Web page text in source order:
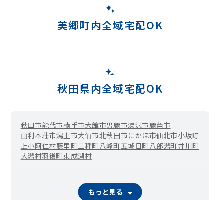
美郷町内全域宅配OK
秋田県内全域宅配OK
秋田市能代市横手市大館市男鹿市湯沢市鹿角市
由利本荘市潟上市大仙市北秋田市にかほ市仙北市小坂町
上小阿仁村藤里町三種町 八峰町五城目町 八郎潟町井川町
大潟村羽後町東成瀬村
もっと見る